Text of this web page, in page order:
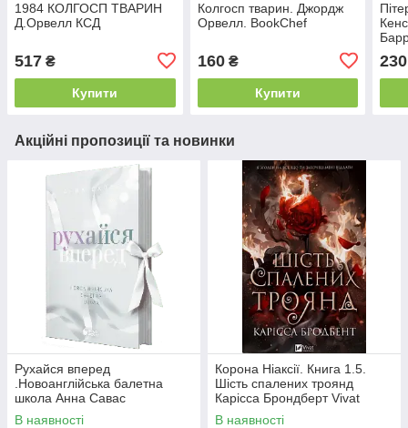
1984 КОЛГОСП ТВАРИН
Д.Орвелл КСД
517 ₴
Купити
Колгосп тварин. Джордж
Орвелл. BookChef
160₴
Купити
230
Акційні пропозиції та новинки
Рухайся вперед
.Новоанглійська балетна
школа Анна Савас
READBERRY
В наявності
Корона Ніаксії. Книга 1.5.
Шість спалених троянд
Карісса Брондберт Vivat
В наявності